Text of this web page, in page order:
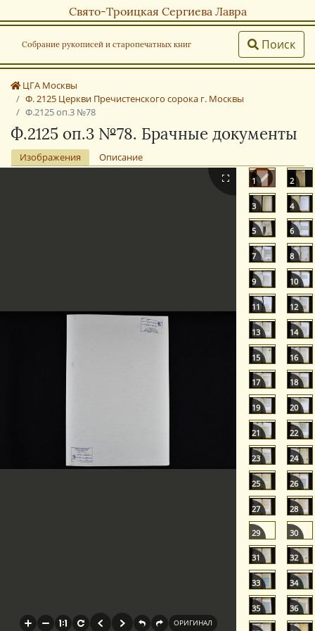
Свято-Троицкая Сергиева Лавра
Собрание рукописей и старопечатных книг Поиск
ЦГА Москвы
Ф. 2125 Церкви Пречистенского сорока г. Москвы
Ф.2125 оп.3 №78
Ф.2125 оп.3 №78. Брачные документы
Изображения Описание
1 2
3 4
5 6
7 8
9 10
11 12
13 14
15 16
17 18
19 20
21 22
23 24
25 26
27 28
29 30
31 32
33 34
35 36